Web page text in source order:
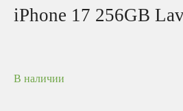
iPhone 17 256GB
В наличии